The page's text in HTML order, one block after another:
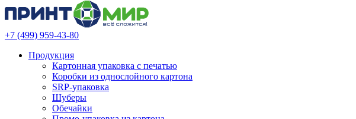
+7 (499) 959-43-80
Продукция
Картонная упаковка с печатью
Коробки из однослойного картона
SRP-упаковка
Шуберы
Обечайки